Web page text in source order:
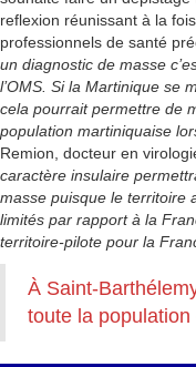
reflexion réunissant à la
professionnels de santé
un diagnostic de masse
l’OMS. Si la Martinique se
cela pourrait permettre de
population martiniquaise
Remion, docteur en
caractère insulaire
masse puisque le territoire
limités par rapport à la
territoire-pilote pour la
À Saint-
toute la